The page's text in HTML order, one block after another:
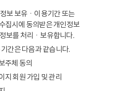
보 보유ㆍ이용기간 또는
집시에 동의받은 개인정보
보를 처리ㆍ보유합니다.
간은 다음과 같습니다.
주체 동의
지 회원 가입 및 관리